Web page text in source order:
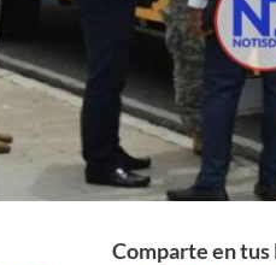
Comparte en tus